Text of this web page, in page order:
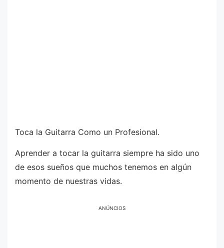
Toca la Guitarra Como un Profesional.
Aprender a tocar la guitarra siempre ha sido uno
de esos sueños que muchos tenemos en algún
momento de nuestras vidas.
ANÚNCIOS